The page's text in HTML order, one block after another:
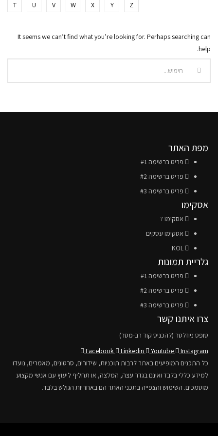
T U V W X Y Z
It seems we can’t find what you’re looking for. Perhaps searching can
help.
מפת האתר
פריט ברשימה #1
פריט ברשימה #2
פריט ברשימה #3
אסקימו
אסקימו ?
אסקימו עסקים
KOL
גלריית תמונות
פריט ברשימה #1
פריט ברשימה #2
פריט ברשימה #3
צרו איתנו קשר
טופס ניוזלטר (להכניס קוד רב-מסר)
Facebook
Linkedin Youtube
Instagram
כל התכנים המופיעים באתר לרבות תוכניות, שידורים, סרטונים, מאמרים, נועדו
למידע כללי בלבד ואינם בגדר עצה, המלצה, או תחליף ליעוץ עם אנשי מקצוע
מוסמכים. השימוש והצפייה בתכני האתר הם באחריות הגולש בלבד.